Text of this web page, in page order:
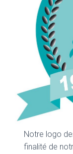
Notre logo
finalité de